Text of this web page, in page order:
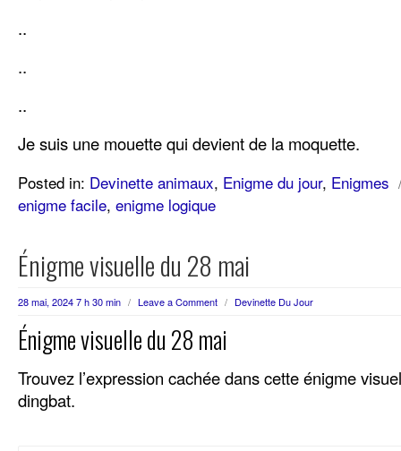
..
..
..
Je suis une mouette qui devient de la moquette.
Posted in: Devinette animaux, Enigme du jour, Enigmes
enigme facile, enigme logique
Énigme visuelle du 28 mai
28 mai, 2024 7 h 30 min / Leave a Comment / Devinette Du Jour
Énigme visuelle du 28 mai
Trouvez l’expression cachée dans cette énigme
dingbat.